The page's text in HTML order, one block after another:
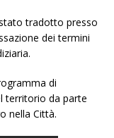
tradotto presso
dei termini
di
territorio da parte
nella Città.